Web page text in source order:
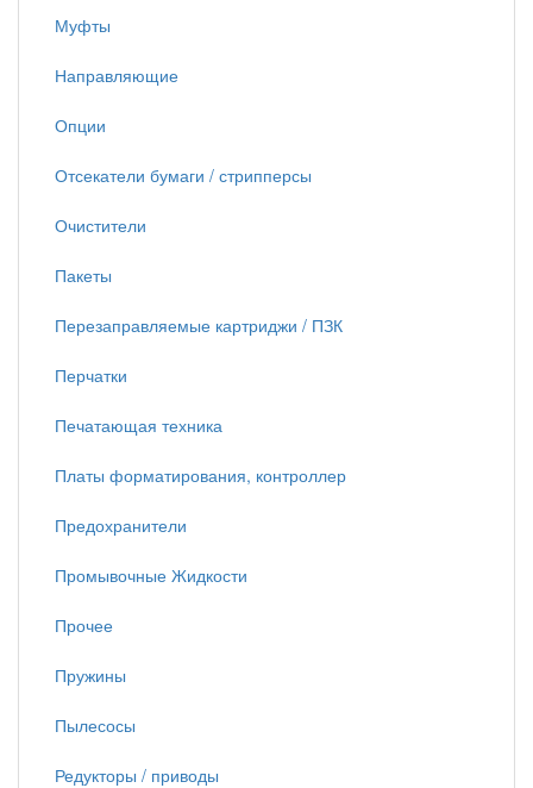
Муфты
Направляющие
Опции
Отсекатели бумаги / стрипперсы
Очистители
Пакеты
Перезаправляемые картриджи / ПЗК
Перчатки
Печатающая техника
Платы форматирования, контроллер
Предохранители
Промывочные Жидкости
Прочее
Пружины
Пылесосы
Редукторы / приводы